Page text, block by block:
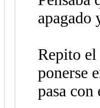
apagado
Repito el
ponerse
pasa